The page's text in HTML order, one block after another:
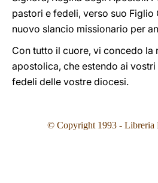
pastori e fedeli, verso suo Figlio
nuovo slancio missionario per
Con tutto il cuore, vi concedo la
apostolica, che estendo ai
fedeli delle vostre diocesi.
© Copyright 1993 - Libreria